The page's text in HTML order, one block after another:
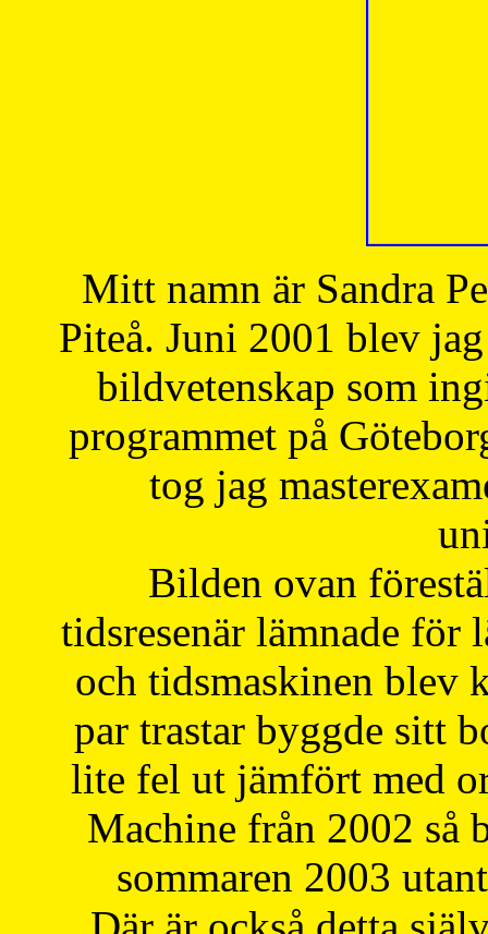
Mitt namn är Sandra
Piteå. Juni 2001 blev
bildvetenskap som
programmet på
tog jag
Bilden ovan
tidsresenär lämnade för
och tidsmaskinen blev
par trastar byggde sitt
lite fel ut jämfört med
Machine från 2002 så
sommaren 2003